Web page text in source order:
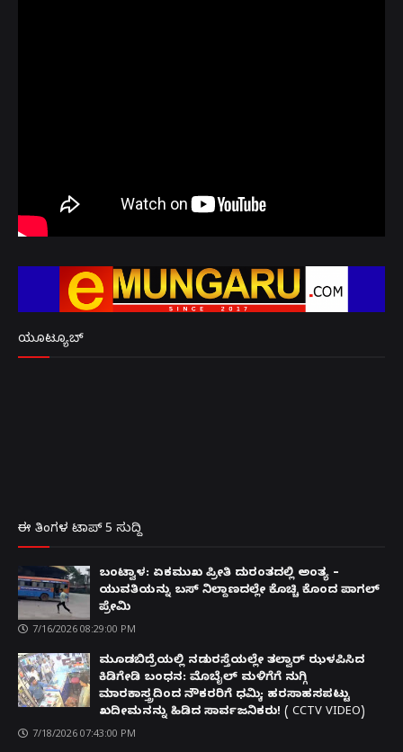
ಯೂಟ್ಯೂಬ್
ಈ ತಿಂಗಳ ಟಾಪ್ 5 ಸುದ್ದಿ
ಬಂಟ್ವಾಳ: ಏಕಮುಖ ಪ್ರೀತಿ ದುರಂತದಲ್ಲಿ ಅಂತ್ಯ –
ಯುವತಿಯನ್ನು ಬಸ್ ನಿಲ್ದಾಣದಲ್ಲೇ ಕೊಚ್ಚಿ ಕೊಂದ ಪಾಗಲ್
ಪ್ರೇಮಿ
7/16/2026 08:29:00 PM
ಮೂಡಬಿದ್ರೆಯಲ್ಲಿ ನಡುರಸ್ತೆಯಲ್ಲೇ ತಲ್ವಾರ್ ಝಳಪಿಸಿದ
ಕಿಡಿಗೇಡಿ ಬಂಧನ: ಮೊಬೈಲ್ ಮಳಿಗೆಗೆ ನುಗ್ಗಿ
ಮಾರಕಾಸ್ತ್ರದಿಂದ ನೌಕರರಿಗೆ ಧಮ್ಕಿ; ಹರಸಾಹಸಪಟ್ಟು
ಖದೀಮನನ್ನು ಹಿಡಿದ ಸಾರ್ವಜನಿಕರು! ( CCTV VIDEO)
7/18/2026 07:43:00 PM